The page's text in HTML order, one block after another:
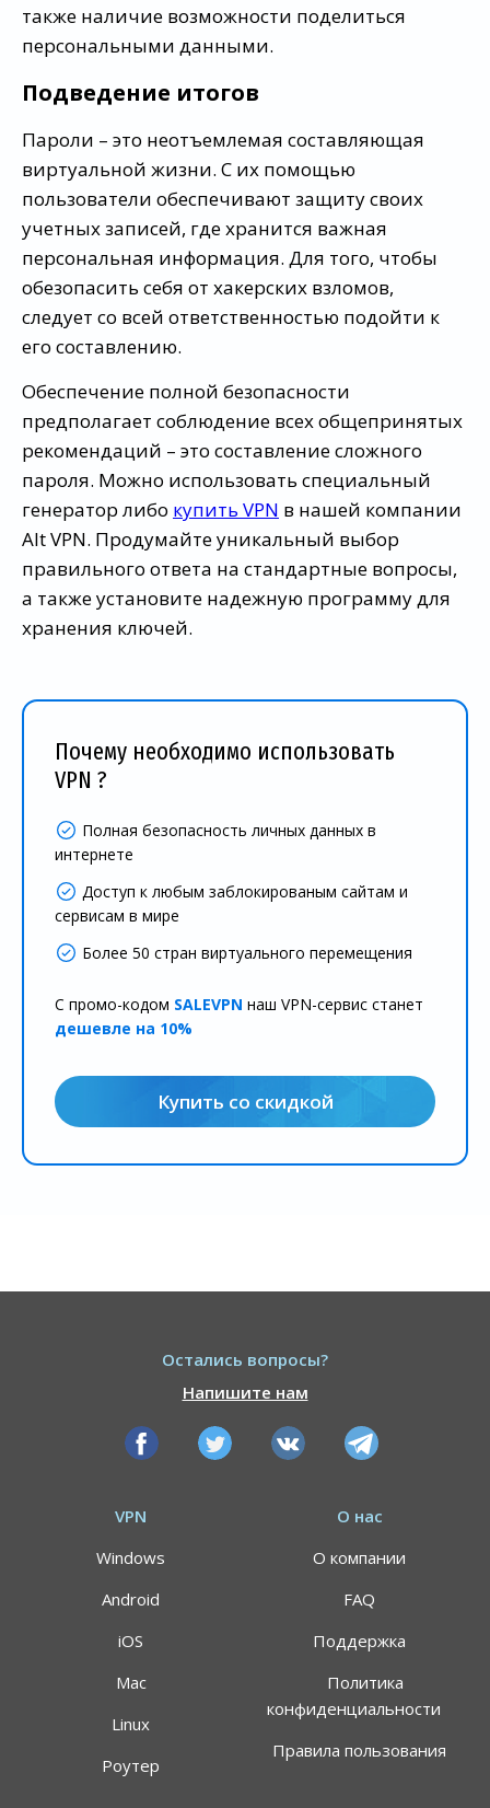
также наличие возможности поделиться
персональными данными.
Подведение итогов
Пароли – это неотъемлемая составляющая
виртуальной жизни. С их помощью
пользователи обеспечивают защиту своих
учетных записей, где хранится важная
персональная информация. Для того, чтобы
обезопасить себя от хакерских взломов,
следует со всей ответственностью подойти к
его составлению.
Обеспечение полной безопасности
предполагает соблюдение всех общепринятых
рекомендаций – это составление сложного
пароля. Можно использовать специальный
генератор либо купить VPN в нашей компании
Alt VPN. Продумайте уникальный выбор
правильного ответа на стандартные вопросы,
а также установите надежную программу для
хранения ключей.
Почему необходимо использовать
VPN ?
Полная безопасность личных данных в
интернете
Доступ к любым заблокированым сайтам и
сервисам в мире
Более 50 стран виртуального перемещения
С промо-кодом SALEVPN наш VPN-сервис станет
дешевле на 10%
Купить со скидкой
Остались вопросы?
Напишите нам
VPN
Windows
Android
iOS
Mac
Linux
Роутер
О нас
О компании
FAQ
Поддержка
Политика
конфиденциальности
Правила пользования